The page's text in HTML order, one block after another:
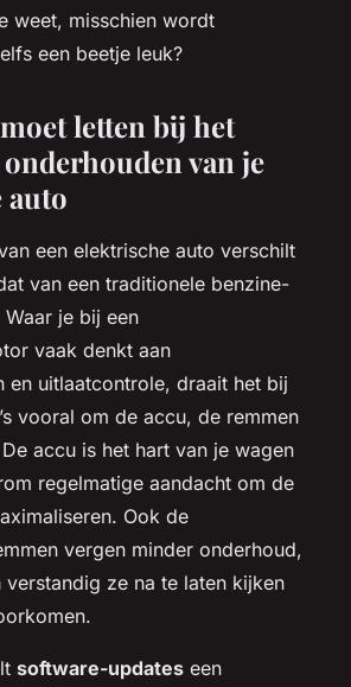
weet, misschien wordt
een beetje leuk?
letten bij het
van je
auto
een elektrische auto verschilt
van een traditionele benzine-
je bij een
vaak denkt aan
en uitlaatcontrole, draait het bij
vooral om de accu, de remmen
accu is het hart van je wagen
regelmatige aandacht om de
Ook de
vergen minder onderhoud,
verstandig ze na te laten kijken
software-updates een